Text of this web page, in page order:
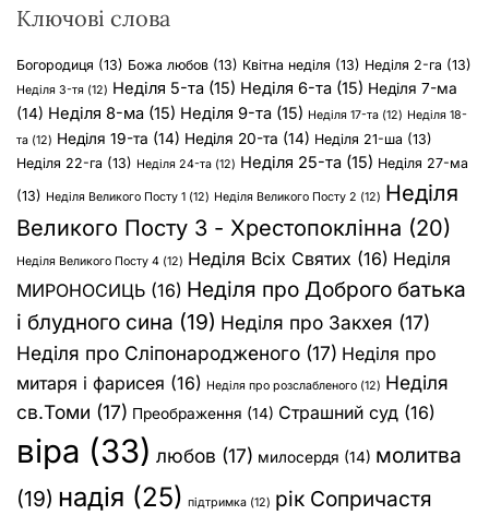
Ключові слова
Богородиця (13) Божа любов (13) Квітна неділя (13) Неділя 2-га (13)
Неділя 3-тя (12) Неділя 5-та (15) Неділя 6-та (15) Неділя 7-ма
(14) Неділя 8-ма (15) Неділя 9-та (15) Неділя 17-та (12) Неділя 18-
та (12) Неділя 19-та (14) Неділя 20-та (14) Неділя 21-ша (13)
Неділя 22-га (13) Неділя 24-та (12) Неділя 25-та (15) Неділя 27-ма
(13) Неділя Великого Посту 1 (12) Неділя Великого Посту 2 (12) Неділя
Великого Посту 3 - Хрестопоклінна (20)
Неділя Великого Посту 4 (12) Неділя Всіх Святих (16) Неділя
МИРОНОСИЦЬ (16) Неділя про Доброго батька
і блудного сина (19) Неділя про Закхея (17)
Неділя про Сліпонародженого (17) Неділя про
митаря і фарисея (16) Неділя про розслабленого (12) Неділя
св.Томи (17) Преображення (14) Страшний суд (16)
віра (33) любов (17) милосердя (14) молитва
(19) надія (25) підтримка (12) рік Сопричастя